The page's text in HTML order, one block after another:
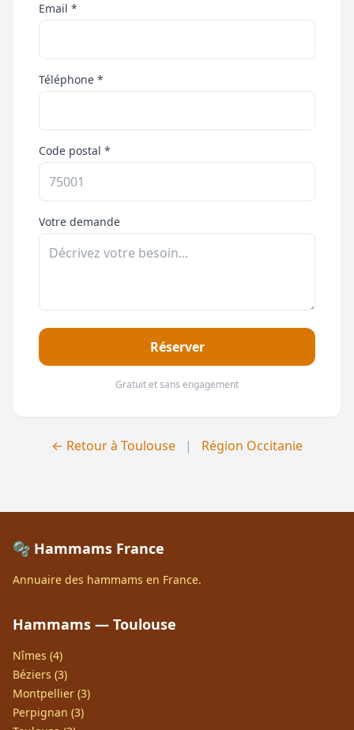
Email *
Téléphone *
Code postal *
Votre demande
Réserver
Gratuit et sans engagement
← Retour à Toulouse | Région Occitanie
🫧 Hammams France
Annuaire des hammams en France.
Hammams — Toulouse
Nîmes (4)
Béziers (3)
Montpellier (3)
Perpignan (3)